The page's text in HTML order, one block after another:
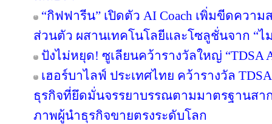
“กิฟฟารีน” เปิดตัว AI Coach เพิ่มขีดควา
ส่วนตัว ผสานเทคโนโลยีและโซลูชั่นจาก “
ปังไม่หยุด! ซูเลียนคว้ารางวัลใหญ่ “TDSA
เฮอร์บาไลฟ์ ประเทศไทย คว้ารางวัล
ธุรกิจที่ยึดมั่นจรรยาบรรณตามมาตรฐานสา
ภาพผู้นำธุรกิจขายตรงระดับโลก